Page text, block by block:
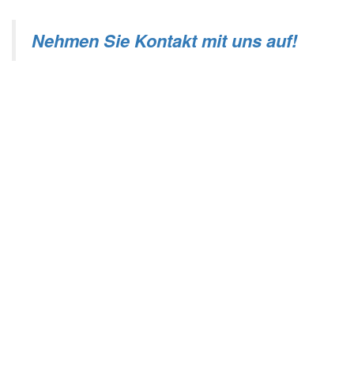
Nehmen Sie Kontakt mit uns auf!